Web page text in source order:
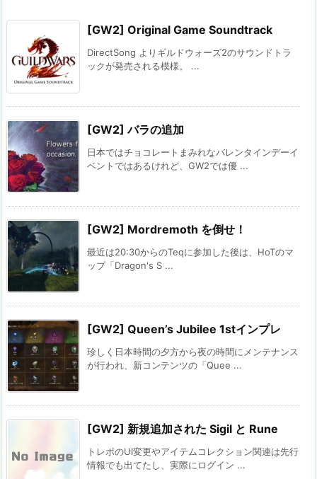
[GW2] Original Game Soundtrack
DirectSong よりギルドウォーズ2のサウンドトラ
ックが発売される模様。 ...
[GW2] バラの追加
日本ではチョコレートまみれなバレンタインデーイ
ベントではあるけれど、GW2では優 ...
[GW2] Mordremoth を倒せ！
最近は20:30からのTeqに参加した後は、HoTのマ
ップ「Dragon's S ...
[GW2] Queen’s Jubilee 1stインプレ
珍しく日本時間の夕方から夜の時間にメンテナンス
が行われ、新コンテンツの「Quee ...
[GW2] 新規追加された Sigil と Rune
トレポのUI変更やアイテムコレクション関連は先行
情報でも出てたし、実際にログイン ...